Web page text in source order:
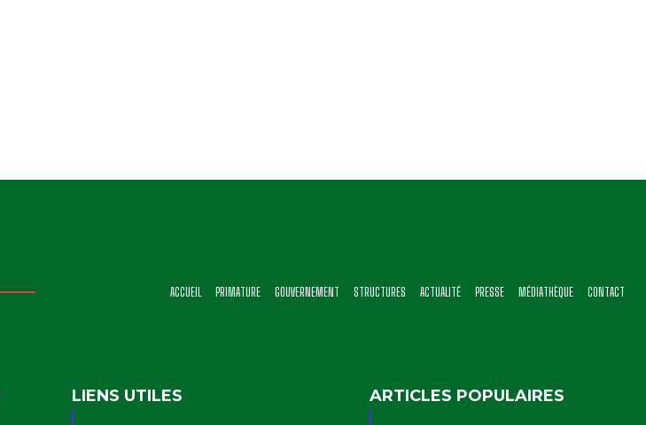
ACCUEIL PRIMATURE GOUVERNEMENT STRUCTURES ACTUALITÉ PRESSE MÉDIATHÈQUE CONTACT
LIENS UTILES ARTICLES POPULAIRES